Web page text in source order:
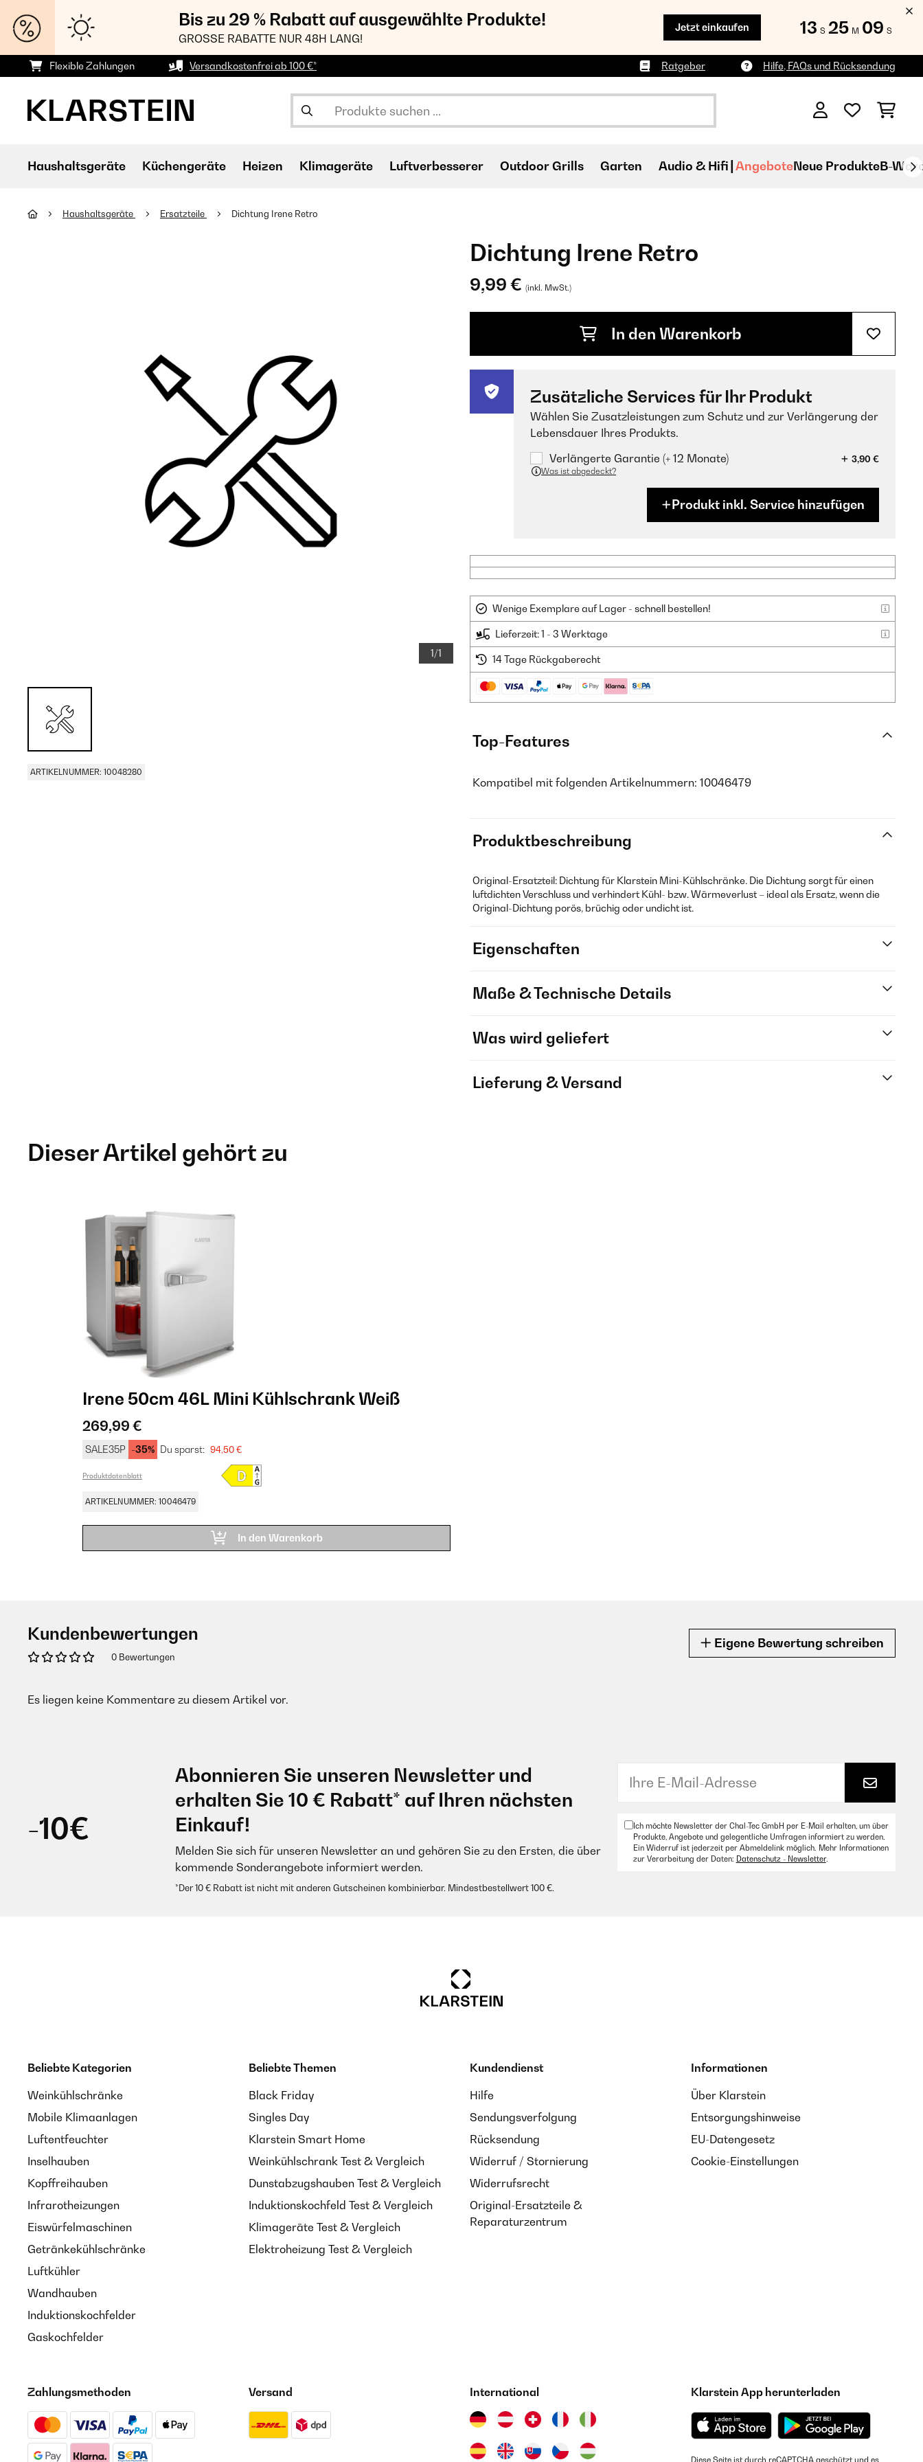
Bis zu 29 % Rabatt auf ausgewählte Produkte!
GROSSE RABATTE NUR 48H LANG!
Jetzt einkaufen 13 S 25 M 09 S
Flexible Zahlungen Versandkostenfrei ab 100 €* Ratgeber Hilfe, FAQs und Rücksendung
Haushaltsgeräte Küchengeräte Heizen Klimageräte Luftverbesserer Outdoor Grills Garten Audio & Hifi AngeboteNeue ProdukteB-
Haushaltsgeräte Ersatzteile Dichtung Irene Retro
1/1
ARTIKELNUMMER: 10048280
Dichtung Irene Retro
9,99 € (inkl. MwSt.)
In den Warenkorb
Zusätzliche Services für Ihr Produkt
Wählen Sie Zusatzleistungen zum Schutz und zur Verlängerung der
Lebensdauer Ihres Produkts.
Verlängerte Garantie (+ 12 Monate)
3,90 €
Was ist abgedeckt?
Produkt inkl. Service hinzufügen
Wenige Exemplare auf Lager - schnell bestellen!
Lieferzeit: 1 - 3 Werktage
14 Tage Rückgaberecht
Top-Features
Kompatibel mit folgenden Artikelnummern: 10046479
Produktbeschreibung
Original-Ersatzteil: Dichtung für Klarstein Mini-Kühlschränke. Die Dichtung sorgt für einen
luftdichten Verschluss und verhindert Kühl- bzw. Wärmeverlust – ideal als Ersatz, wenn die
Original-Dichtung porös, brüchig oder undicht ist.
Eigenschaften
Maße & Technische Details
Was wird geliefert
Lieferung & Versand
Dieser Artikel gehört zu
Irene 50cm 46L Mini Kühlschrank​ Weiß
269,99 €
SALE35P -35% Du sparst: 94,50 €
Produktdatenblatt
ARTIKELNUMMER: 10046479
In den Warenkorb
Kundenbewertungen
0 Bewertungen
Eigene Bewertung schreiben
Es liegen keine Kommentare zu diesem Artikel vor.
-10€
Abonnieren Sie unseren Newsletter und
erhalten Sie 10 € Rabatt* auf Ihren nächsten
Einkauf!
Melden Sie sich für unseren Newsletter an und gehören Sie zu den Ersten, die über
kommende Sonderangebote informiert werden.
*Der 10 € Rabatt ist nicht mit anderen Gutscheinen kombinierbar. Mindestbestellwert 100 €.
Ich möchte Newsletter der Chal-Tec GmbH per E-Mail erhalten, um über
Produkte, Angebote und gelegentliche Umfragen informiert zu werden.
Ein Widerruf ist jederzeit per Abmeldelink möglich. Mehr Informationen
zur Verarbeitung der Daten: Datenschutz - Newsletter.
Beliebte Kategorien
Weinkühlschränke
Mobile Klimaanlagen
Luftentfeuchter
Inselhauben
Kopffreihauben
Infrarotheizungen
Eiswürfelmaschinen
Getränkekühlschränke
Luftkühler
Wandhauben
Induktionskochfelder
Gaskochfelder
Beliebte Themen
Black Friday
Singles Day
Klarstein Smart Home
Weinkühlschrank Test & Vergleich
Dunstabzugshauben Test & Vergleich
Induktionskochfeld Test & Vergleich
Klimageräte Test & Vergleich
Elektroheizung Test & Vergleich
Kundendienst
Hilfe
Sendungsverfolgung
Rücksendung
Widerruf / Stornierung
Widerrufsrecht
Original-Ersatzteile &
Reparaturzentrum
Informationen
Über Klarstein
Entsorgungshinweise
EU-Datengesetz
Cookie-Einstellungen
Zahlungsmethoden Versand International Klarstein App herunterladen
Diese Seite ist durch reCAPTCHA geschützt und es